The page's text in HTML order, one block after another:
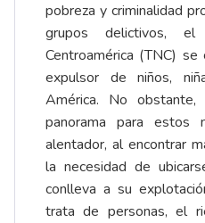
pobreza y criminalidad
grupos delictivos,
Centroamérica (TNC)
expulsor de niños,
América. No
panorama para estos
alentador, al encontrar
la necesidad de
conlleva a su
trata de personas, el